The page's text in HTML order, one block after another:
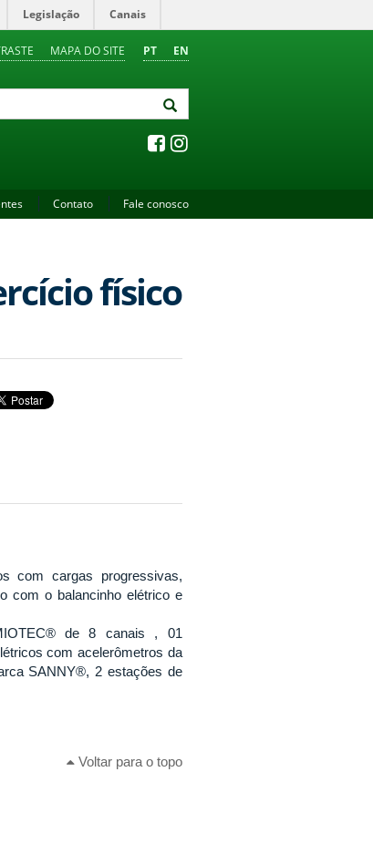
Legislação Canais
PT EN
MAPA DO SITE
Contato Fale conosco
físico
com cargas progressivas,
com o balancinho elétrico e
de 8 canais , 01
com acelerômetros da
SANNY®, 2 estações de
Voltar para o topo